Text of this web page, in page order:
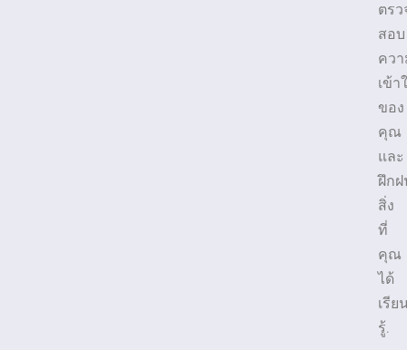
ตรว
สอบ
คว
เข้า
ของ
คุณ
และ
ฝึกฝ
สิ่ง
ที่
คุณ
ได้
เรีย
รู้.